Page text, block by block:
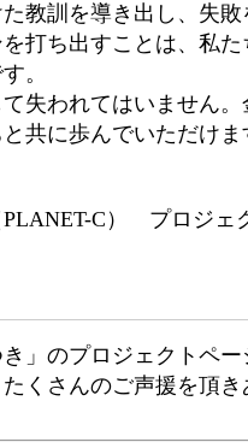
教訓を導き出し、失敗
打ち出すことは、私た
。
失われてはいません。
共に歩んでいただけま
C） プロジェ
」のプロジェクトペー
くさんのご声援を頂き